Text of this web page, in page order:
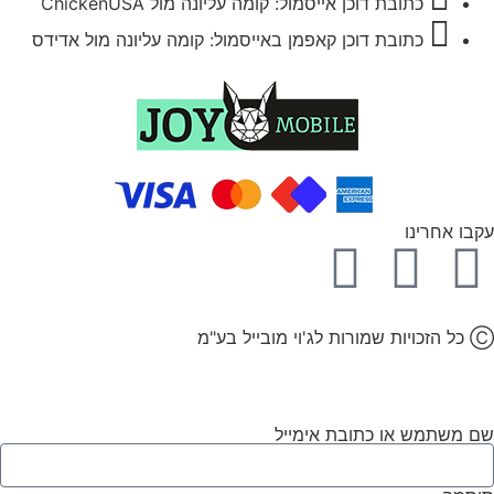
כתובת דוכן קאפמן באייסמול: קומה עליונה מול אדידס
עקבו אחרינו
Ⓒ כל הזכויות שמורות לג'וי מובייל בע"מ
שם משתמש או כתובת אימייל